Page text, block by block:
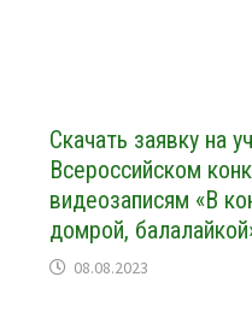
Скачать заявку на
Всероссийском
видеозаписям «В
домрой,
08.08.2023